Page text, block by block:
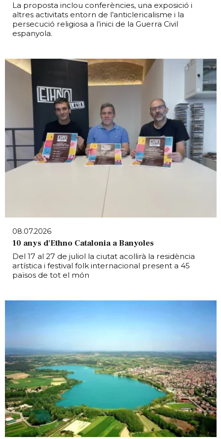
La proposta inclou conferències, una exposició i
altres activitats entorn de l’anticlericalisme i la
persecució religiosa a l’inici de la Guerra Civil
espanyola.
08.07.2026
10 anys d'Ethno Catalonia a Banyoles
Del 17 al 27 de juliol la ciutat acollirà la residència
artística i festival folk internacional present a 45
països de tot el món